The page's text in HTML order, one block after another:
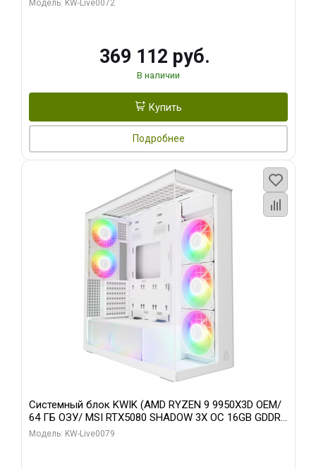
Модель: KW-Live0072
369 112 руб.
В наличии
Купить
Подробнее
Системный блок KWIK (AMD RYZEN 9 9950X3D OEM/
64 ГБ ОЗУ/ MSI RTX5080 SHADOW 3X OC 16GB GDDR7
256bit 3xDP HDMI/ 960 ГБ SSD)
Модель: KW-Live0079